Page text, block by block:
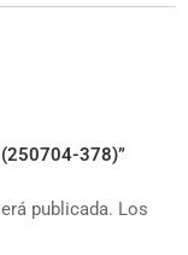
(250704-378)”
publicada. Los